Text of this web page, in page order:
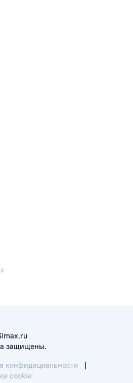
защищены.
конфидициальности
|
cookie